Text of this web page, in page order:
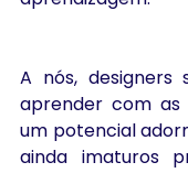
A nós, designers
aprender com as
um potencial
ainda imaturos